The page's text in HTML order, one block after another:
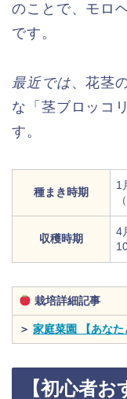
のことで、モロ
です。
最近では、花茎
な「茎ブロッコ
す。
種まき時期
1
収穫時期
4
栽培詳細記事
＞ 家庭菜園 【あなた
【初心者